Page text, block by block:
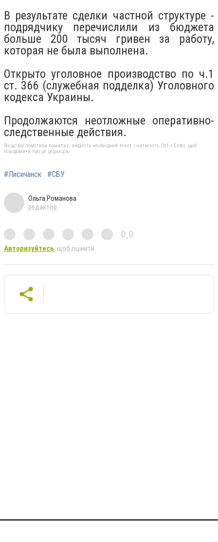
В результате сделки частной структуре -
подрядчику перечислили из бюджета
больше 200 тысяч гривен за работу,
которая не была выполнена.
Открыто уголовное производство по ч.1
ст. 366 (служебная подделка) Уголовного
кодекса Украины.
Продолжаются неотложные оперативно-
следственные действия.
Якщо ви помітили помилку, виділіть необхідний текст і натисніть Ctrl + Enter, щоб
повідомити про це редакцію
#Лисичанск #СБУ
Ольга Романова
редактор
0,0
Авторизуйтесь, щоб оцінити